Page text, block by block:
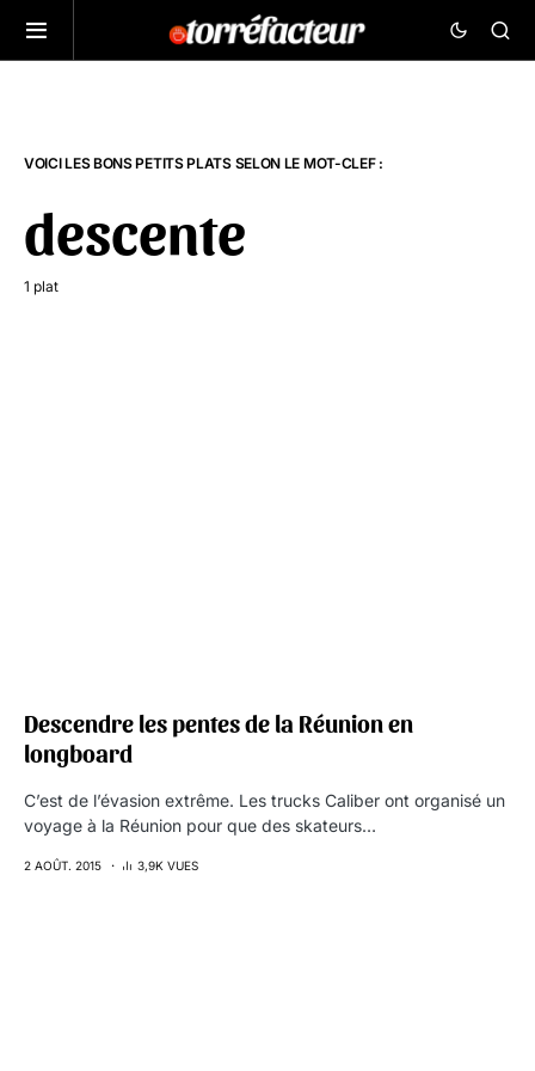
VOICI LES BONS PETITS PLATS SELON LE MOT-CLEF :
descente
1 plat
Descendre les pentes de la Réunion en
longboard
C’est de l’évasion extrême. Les trucks Caliber ont organisé un
voyage à la Réunion pour que des skateurs…
2 AOÛT. 2015 3,9K VUES